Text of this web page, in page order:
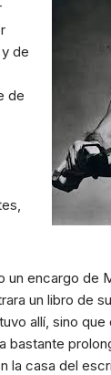
de
de
un encargo de
un libro de
allí, sino que
bastante
la casa del